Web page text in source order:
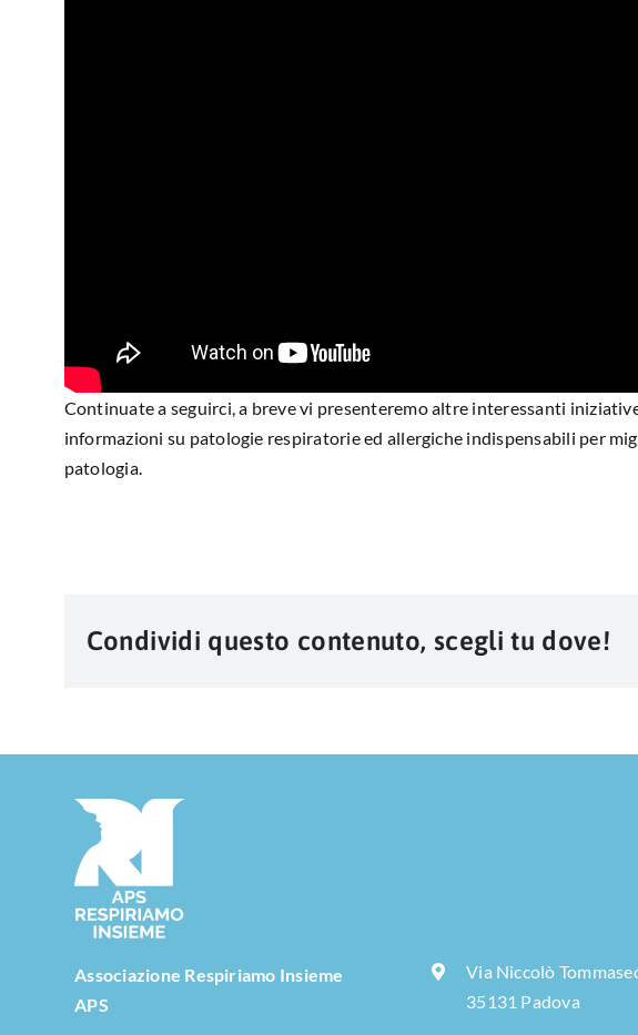
Continuate a seguirci, a breve vi presenteremo altre interessanti
informazioni su patologie respiratorie ed allergiche indispensabili per
patologia.
Condividi questo contenuto, scegli tu dove!
Associazione Respiriamo Insieme
APS
Via Niccolò
35131 Padova